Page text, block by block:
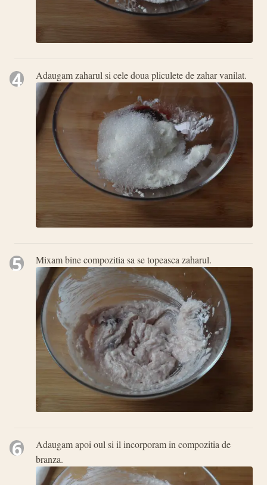
4 Adaugam zaharul si cele doua pliculete de zahar vanilat.
5 Mixam bine compozitia sa se topeasca zaharul.
6
Adaugam apoi oul si il incorporam in compozitia de
branza.